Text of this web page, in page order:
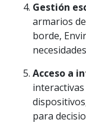
Gestión
armarios
borde,
Acceso a
para